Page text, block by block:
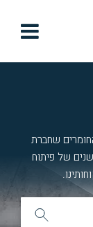

שחברת
של פיתוח